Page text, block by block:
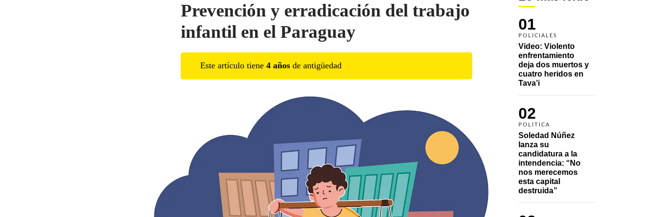
01
POLICIALES
Video: Violento
enfrentamiento
deja dos muertos y
cuatro heridos en
Tava’i
02
POLÍTICA
Soledad Núñez
lanza su
candidatura a la
intendencia: “No
nos merecemos
esta capital
destruida”
Prevención y erradicación del trabajo
infantil en el Paraguay
Este artículo tiene 4 años de antigüedad